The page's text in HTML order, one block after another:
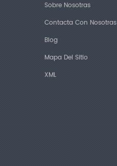
Sobre Nosotras
Contacta Con Nosotras
Blog
Mapa Del Sitio
XML